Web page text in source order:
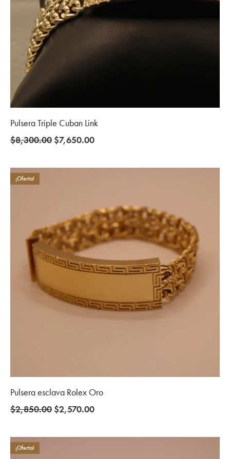
Pulsera Triple Cuban Link
$8,300.00 Original
was:
$8,300.00.
$7,650.00Current
is:
¡Oferta!
Pulsera esclava Rolex Oro
$2,850.00 Original
was:
$2,570.00Current
is:
¡Oferta!